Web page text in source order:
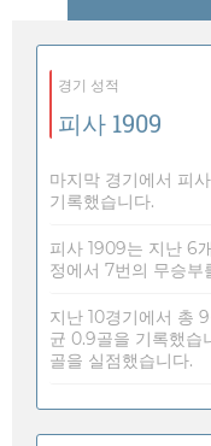
경기 성적
피사 1909
마지막 경기에서 피
기록했습니다.
피사 1909는 지난 6
정에서 7번의 무승부
지난 10경기에서 총
균 0.9골을 기록했습
골을 실점했습니다.